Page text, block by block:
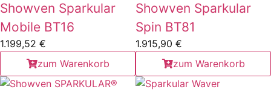
Showven Sparkular
Mobile BT16
1.199,52 €
zum Warenkorb
Showven Sparkular
Spin BT81
1.915,90 €
zum Warenkorb